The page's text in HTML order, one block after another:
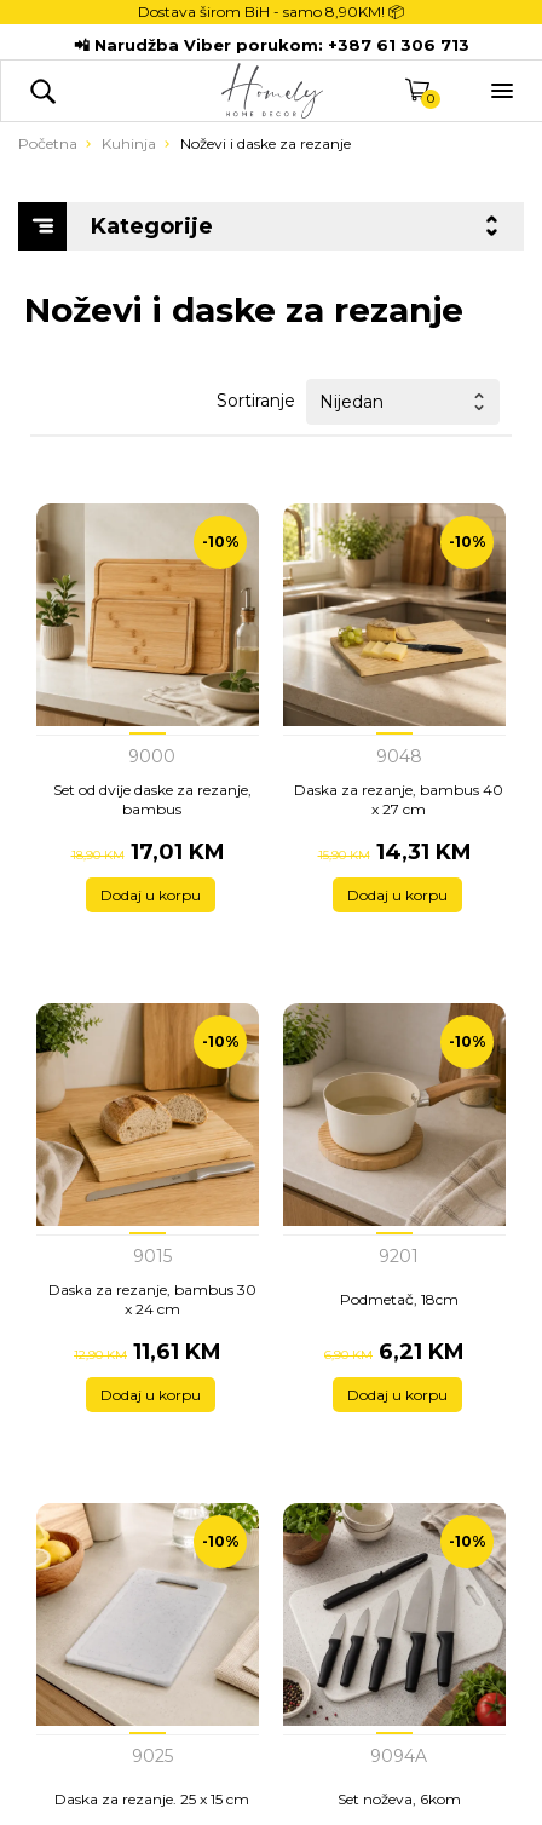
Dostava širom BiH - samo 8,90KM! 📦
📲 Narudžba Viber porukom: +387 61 306 713
0 
POČETNA
DEKORACIJE
KUHINJA
TEKSTIL
KUPATILO
ODLAGANJE
NOVI PROIZVODI
Početna Kuhinja Noževi i daske za rezanje
Kategorije
Noževi i daske za rezanje
Sortiranje
-10%
9000
Set od dvije daske za rezanje,
bambus
18,90 KM 17,01 KM
Dodaj u korpu
-10%
9048
Daska za rezanje, bambus 40
x 27 cm
15,90 KM 14,31 KM
Dodaj u korpu
-10%
9015
Daska za rezanje, bambus 30
x 24 cm
12,90 KM 11,61 KM
Dodaj u korpu
-10%
9201
Podmetač, 18cm
6,90 KM 6,21 KM
Dodaj u korpu
-10%
9025
Daska za rezanje. 25 x 15 cm
-10%
9094A
Set noževa, 6kom